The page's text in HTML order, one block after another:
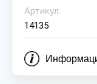
Артикул:
14135